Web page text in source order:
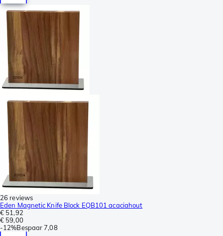
26 reviews
Eden Magnetic Knife Block EQB101 acaciahout
€ 51,92
€ 59,00
-12%Bespaar 7,08